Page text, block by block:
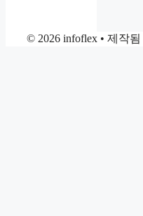
© 2026 infoflex • 제작됨